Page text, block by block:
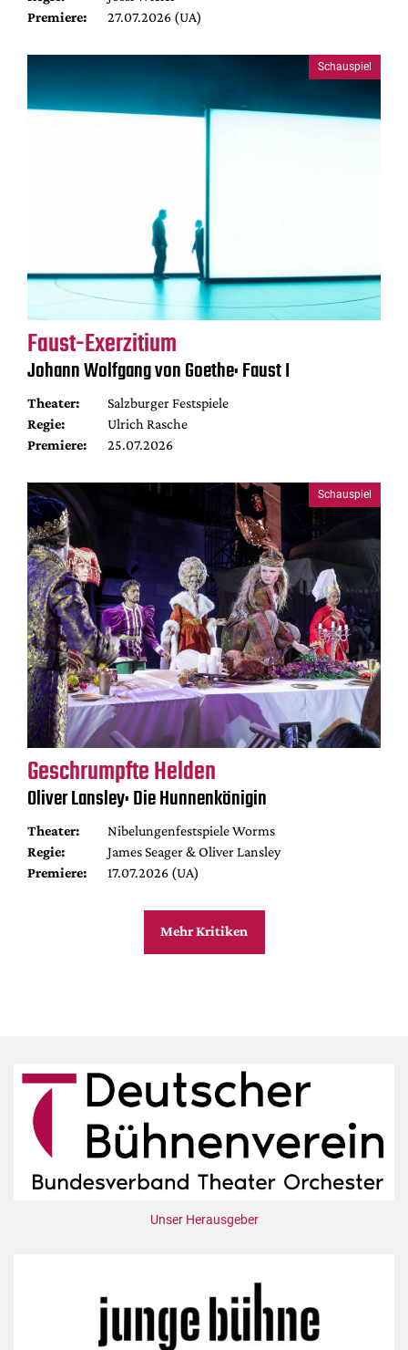
Premiere:
27.07.2026 (UA)
Schauspiel
Faust-Exerzitium
Johann Wolfgang von Goethe: Faust I
Theater:
Salzburger Festspiele
Regie:
Ulrich Rasche
Premiere:
25.07.2026
Schauspiel
Geschrumpfte Helden
Oliver Lansley: Die Hunnenkönigin
Theater:
Nibelungenfestspiele Worms
Regie:
James Seager & Oliver Lansley
Premiere:
17.07.2026 (UA)
Mehr Kritiken
Unser Herausgeber